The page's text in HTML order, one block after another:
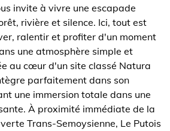
invite à vivre une escapade
rivière et silence. Ici, tout est
ralentir et profiter d'un moment
une atmosphère simple et
au cœur d'un site classé Natura
parfaitement dans son
une immersion totale dans une
À proximité immédiate de la
Trans-Semoysienne, Le Putois